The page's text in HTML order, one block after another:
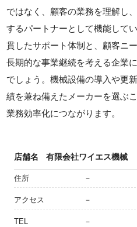
ではなく、顧客の業務を理解し
するパートナーとして機能して
貫したサポート体制と、顧客ニ
長期的な事業継続を考える企業
でしょう。機械設備の導入や更
績を兼ね備えたメーカーを選ぶ
業務効率化につながります。
店舗名 有限会社ワイエス機械
住所 －
アクセス －
TEL －